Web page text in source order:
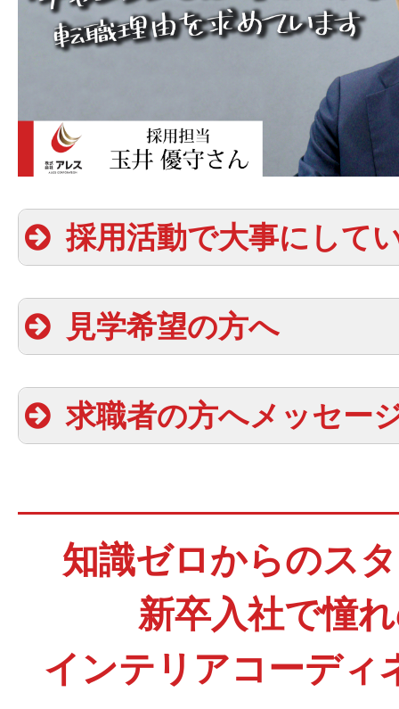
〈 想定年収 〉
500万円～800万円
〈 未経験からのキャリアアップイ
入社3年年収7,900,000円
入社4年年収8,800,000
で年収1000万円を超えた方も
みながら高収入
採用活動で大事にして
見学希望の方へ
求職者の方へメッセー
知識ゼロからのス
新卒入社で憧
インテリアコーディ